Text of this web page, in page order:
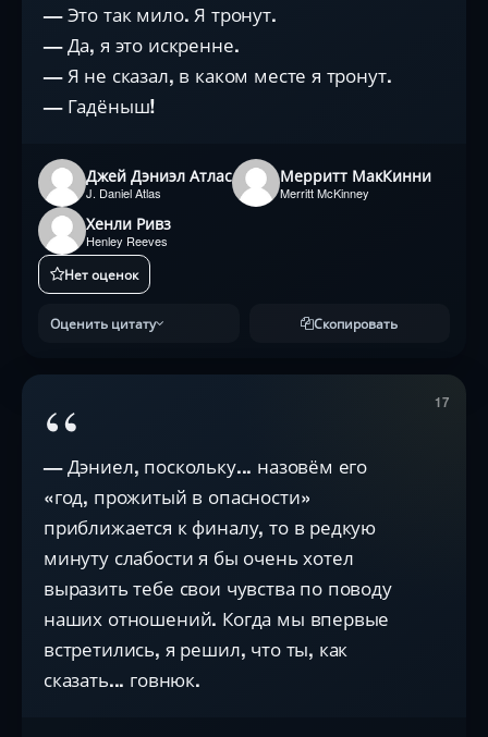
— Это так мило. Я тронут.
— Да, я это искренне.
— Я не сказал, в каком месте я тронут.
— Гадёныш!
Джей Дэниэл Атлас
J. Daniel Atlas
Мерритт МакКинни
Merritt McKinney
Хенли Ривз
Henley Reeves
Нет оценок
Оценить цитату Скопировать
17
“
— Дэниел, поскольку... назовём его
«год, прожитый в опасности»
приближается к финалу, то в редкую
минуту слабости я бы очень хотел
выразить тебе свои чувства по поводу
наших отношений. Когда мы впервые
встретились, я решил, что ты, как
сказать... говнюк.